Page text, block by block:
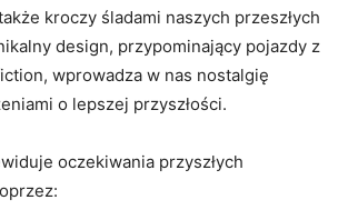
kroczy śladami naszych przeszłych
design, przypominający pojazdy z
wprowadza w nas nostalgię
o lepszej przyszłości.
oczekiwania przyszłych